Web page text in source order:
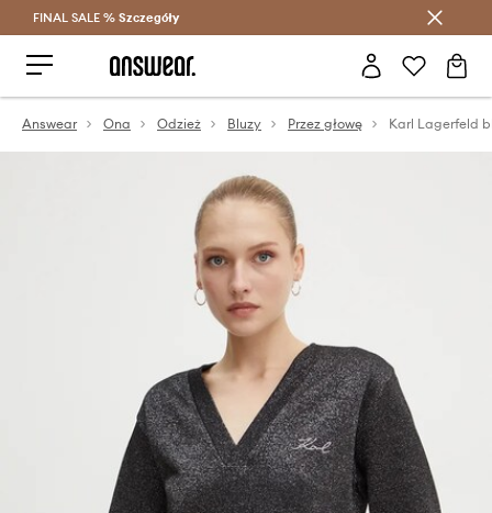
Oszczędzaj z Answear Club >
FINAL SALE % Szczegóły
Answear Ona Odzież Bluzy Przez głowę Karl Lagerfeld